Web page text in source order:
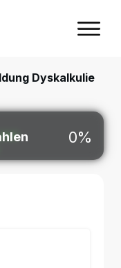
Dyskalkulie
0%